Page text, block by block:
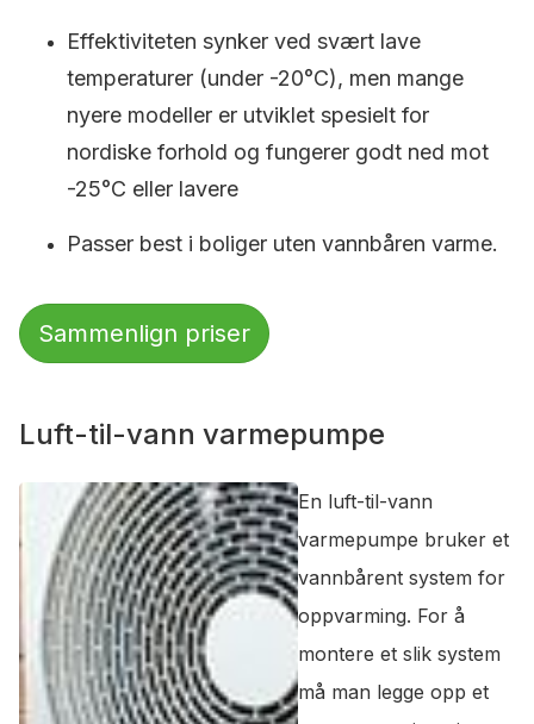
Effektiviteten synker ved svært lave
temperaturer (under -20°C), men mange
nyere modeller er utviklet spesielt for
nordiske forhold og fungerer godt ned mot
-25°C eller lavere
Passer best i boliger uten vannbåren varme.
Sammenlign priser
Luft-til-vann varmepumpe
En luft-til-vann
varmepumpe bruker et
vannbårent system for
oppvarming. For å
montere et slik system
må man legge opp et